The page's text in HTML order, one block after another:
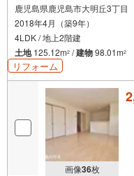
鹿児島県鹿児島市大明丘3丁目
2018年4月（築9年）
4LDK / 地上2階建
土地125.12m2 /建物98.01m2
リフォーム
画像36枚